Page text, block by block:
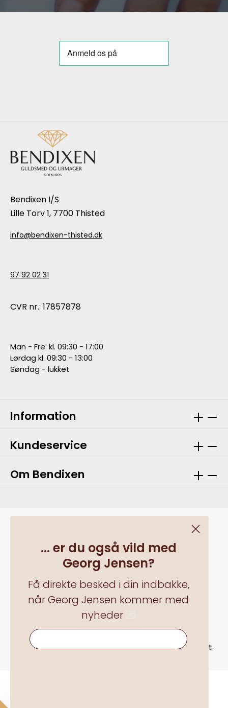
Bendixen I/S
Lille Torv 1, 7700 Thisted
info@bendixen-thisted.dk
97 92 02 31
CVR nr.: 17857878
Man - Fre: kl. 09:30 - 17:00
Lørdag kl. 09:30 - 13:00
Søndag - lukket
Information
Kundeservice
Om Bendixen
Alle priser inkl. moms plus
forsendelsesomkostningerog eventuelle
leveringsomkostninger, hvis ikke andet er angivet.
... er du også vild med
Georg Jensen?
Få direkte besked i din indbakke,
når Georg Jensen kommer med
nyheder💌
... er du også vild med Georg Jensen?